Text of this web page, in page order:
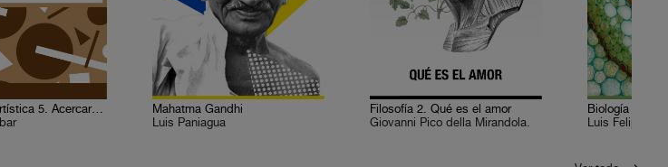
Formación artística 5. Acercarse al arte
Mahatma Gandhi
Luis Paniagua
Filosofía 2. Qué es el amor
Giovanni Pico della Mirandola.
Biología 7.
Luis Felipe